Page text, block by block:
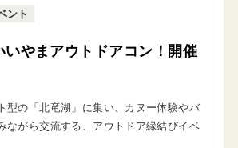
ント
いやまアウトドアコン！開催
型の「北竜湖」に集い、カヌー体験やバ
ながら交流する、アウトドア縁結びイベ